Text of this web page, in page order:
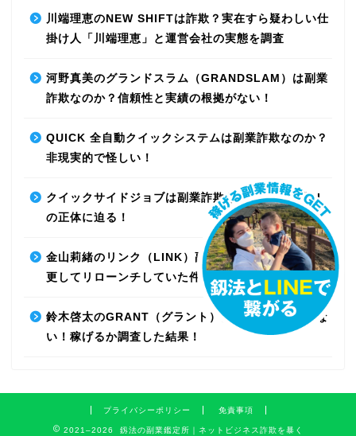
川端理恵のNEW SHIFTは詐欺？実在すら疑わしい仕
掛け人「川端理恵」と運営会社の実態を調査
河野真美のグランドスラム（GRANDSLAM）は副業
詐欺なのか？信頼性と実績の根拠がない！
QUICK 全自動クイックシステムは副業詐欺なのか？
非現実的で怪しい！
クイックサイドジョブは副業詐欺なのか？最先端AI
の正体に迫る！
金山莉緒のリンク（LINK）副業詐欺！運営会社を変
更してリローンチしていた件！【再編集】
鈴木啓太のGRANT（グラント）は副業詐欺で稼げな
い！稼げるか調査した結果！
プライバシーポリシー 免責事項
2021–2026 釼法の副業鑑定所｜ネットビジネス詐欺を暴く